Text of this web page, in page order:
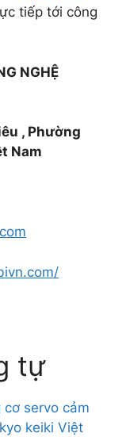
tiếp tới công
NGHỆ
, Phường
Nam
tự